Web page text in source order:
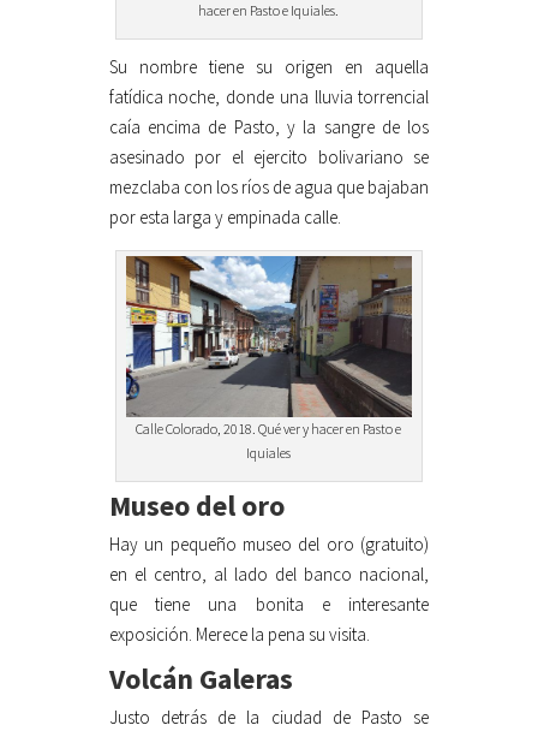
hacer en Pasto e Iquiales.
Su nombre tiene su origen en aquella
fatídica noche, donde una lluvia torrencial
caía encima de Pasto, y la sangre de los
asesinado por el ejercito bolivariano se
mezclaba con los ríos de agua que bajaban
por esta larga y empinada calle.
Calle Colorado, 2018. Qué ver y hacer en Pasto e
Iquiales
Museo del oro
Hay un pequeño museo del oro (gratuito)
en el centro, al lado del banco nacional,
que tiene una bonita e interesante
exposición. Merece la pena su visita.
Volcán Galeras
Justo detrás de la ciudad de Pasto se